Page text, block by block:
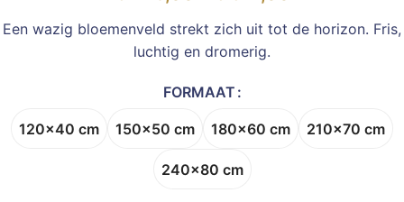
Een wazig bloemenveld strekt zich uit tot de horizon. Fris,
luchtig en dromerig.
FORMAAT
120x40 cm 150x50 cm 180x60 cm 210x70 cm
240x80 cm